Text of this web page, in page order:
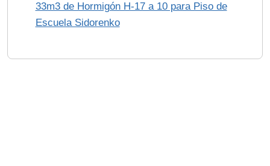
33m3 de Hormigón H-17 a 10 para Piso de
Escuela Sidorenko